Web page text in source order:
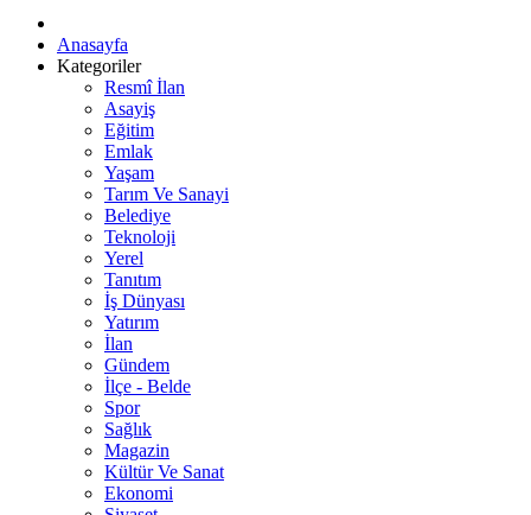
Anasayfa
Kategoriler
Resmî İlan
Asayiş
Eğitim
Emlak
Yaşam
Tarım Ve Sanayi
Belediye
Teknoloji
Yerel
Tanıtım
İş Dünyası
Yatırım
İlan
Gündem
İlçe - Belde
Spor
Sağlık
Magazin
Kültür Ve Sanat
Ekonomi